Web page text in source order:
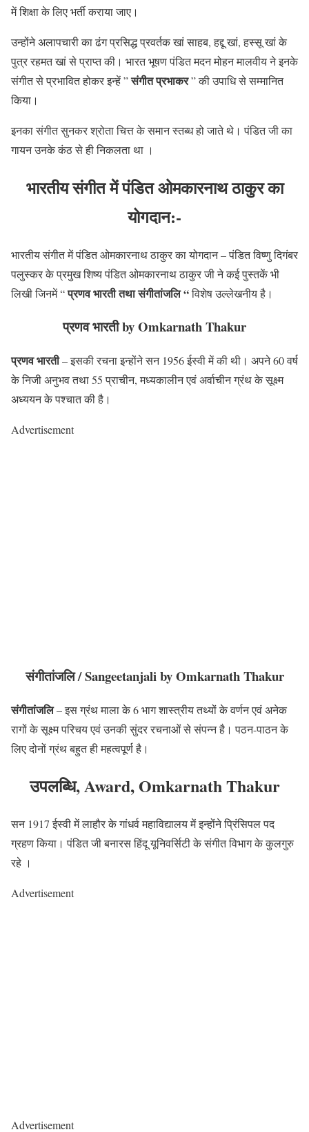
में शिक्षा के लिए भर्ती कराया जाए।
उन्होंने अलापचारी का ढंग प्रसिद्ध प्रवर्तक खां साहब, हद्दू खां, हस्सू खां के
पुत्र रहमत खां से प्राप्त की। भारत भूषण पंडित मदन मोहन मालवीय ने इनके
संगीत से प्रभावित होकर इन्हें ”संगीत प्रभाकर” की उपाधि से सम्मानित
किया।
इनका संगीत सुनकर श्रोता चित्त के समान स्तब्ध हो जाते थे। पंडित जी का
गायन उनके कंठ से ही निकलता था ।
भारतीय संगीत में पंडित ओमकारनाथ ठाकुर का
योगदान:-
भारतीय संगीत में पंडित ओमकारनाथ ठाकुर का योगदान – पंडित विष्णु दिगंबर
पलुस्कर के प्रमुख शिष्य पंडित ओमकारनाथ ठाकुर जी ने कई पुस्तकें भी
लिखी जिनमें “प्रणव भारती तथा संगीतांजलि“विशेष उल्लेखनीय है।
प्रणव भारतीby Omkarnath Thakur
प्रणव भारती– इसकी रचना इन्होंने सन 1956 ईस्वी में की थी। अपने 60 वर्ष
के निजी अनुभव तथा 55 प्राचीन, मध्यकालीन एवं अर्वाचीन ग्रंथ के सूक्ष्म
अध्ययन के पश्चात की है।
Advertisement
संगीतांजलि/ Sangeetanjali by Omkarnath Thakur
संगीतांजलि– इस ग्रंथ माला के 6 भाग शास्त्रीय तथ्यों के वर्णन एवं अनेक
रागों के सूक्ष्म परिचय एवं उनकी सुंदर रचनाओं से संपन्न है। पठन-पाठन के
लिए दोनों ग्रंथ बहुत ही महत्वपूर्ण है।
उपलब्धि, Award, Omkarnath Thakur
सन 1917 ईस्वी में लाहौर के गांधर्व महाविद्यालय में इन्होंने प्रिंसिपल पद
ग्रहण किया। पंडित जी बनारस हिंदू यूनिवर्सिटी के संगीत विभाग के कुलगुरु
रहे ।
Advertisement
Advertisement